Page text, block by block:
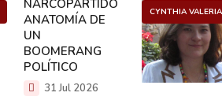
NARCOPARTIDO:
ANATOMÍA DE
UN
BOOMERANG
POLÍTICO
31 Jul 2026
CYNTHIA